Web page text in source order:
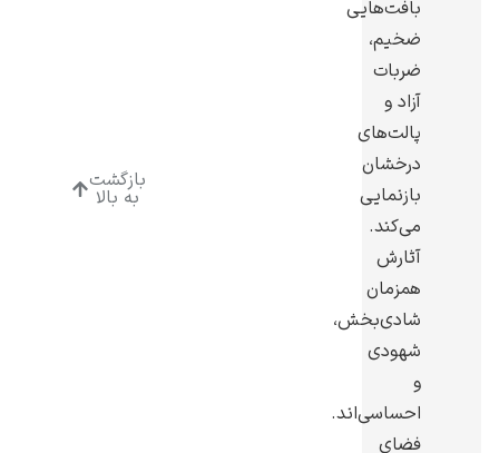
بافت‌هایی
ضخیم،
ضربات
آزاد و
پالت‌های
درخشان
بازنمایی
می‌کند.
آثارش
همزمان
شادی‌بخش،
شهودی
و
احساسی‌اند.
فضای
بازگشت
به بالا